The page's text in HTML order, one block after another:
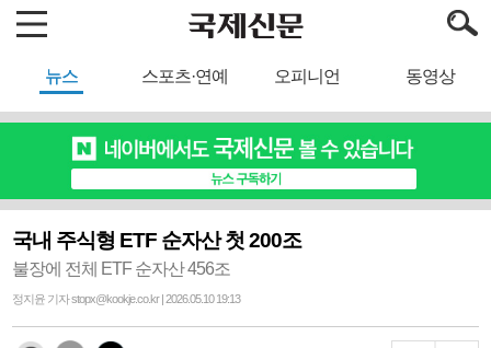
뉴스 스포츠·연예 오피니언 동영상
국내 주식형 ETF 순자산 첫 200조
불장에 전체 ETF 순자산 456조
정지윤 기자 stopx@kookje.co.kr | 2026.05.10 19:13